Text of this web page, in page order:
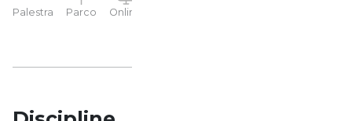
Palestra Parco Online